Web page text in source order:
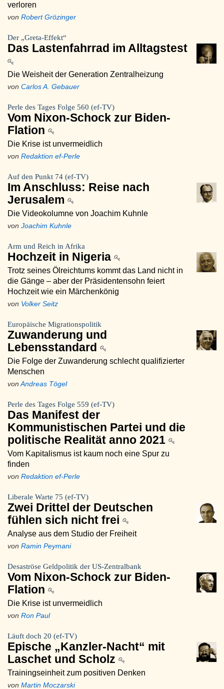
verloren
von Robert Grözinger
Der „Greta-Effekt“
Das Lastenfahrrad im Alltagstest
Die Weisheit der Generation Zentralheizung
von Carlos A. Gebauer
Perle des Tages Folge 560 (ef-TV)
Vom Nixon-Schock zur Biden-
Flation
Die Krise ist unvermeidlich
von Redaktion ef-Perle
Auf den Punkt 74 (ef-TV)
Im Anschluss: Reise nach
Jerusalem
Die Videokolumne von Joachim Kuhnle
von Joachim Kuhnle
Arm und Reich in Afrika
Hochzeit in Nigeria
Trotz seines Ölreichtums kommt das Land nicht in
die Gänge – aber der Präsidentensohn feiert
Hochzeit wie ein Märchenkönig
von Volker Seitz
Europäische Migrationspolitik
Zuwanderung und
Lebensstandard
Die Folge der Zuwanderung schlecht qualifizierter
Menschen
von Andreas Tögel
Perle des Tages Folge 559 (ef-TV)
Das Manifest der
Kommunistischen Partei und die
politische Realität anno 2021
Vom Kapitalismus ist kaum noch eine Spur zu
finden
von Redaktion ef-Perle
Liberale Warte 75 (ef-TV)
Zwei Drittel der Deutschen
fühlen sich nicht frei
Analyse aus dem Studio der Freiheit
von Ramin Peymani
Desaströse Geldpolitik der US-Zentralbank
Vom Nixon-Schock zur Biden-
Flation
Die Krise ist unvermeidlich
von Ron Paul
Läuft doch 20 (ef-TV)
Epische „Kanzler-Nacht“ mit
Laschet und Scholz
Trainingseinheit zum positiven Denken
von Martin Moczarski